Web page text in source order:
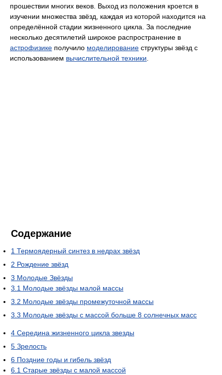
прошествии многих веков. Выход из положения кроется в
изучении множества звёзд, каждая из которой находится на
определённой стадии жизненного цикла. За последние
несколько десятилетий широкое распространение в
астрофизике получило моделирование структуры звёзд с
использованием вычислительной техники
Содержание
1 Термоядерный синтез в недрах звёзд
2 Рождение звёзд
3 Молодые Звёзды
3.1 Молодые звёзды малой массы
3.2 Молодые звёзды промежуточной массы
3.3 Молодые звёзды с массой больше 8 солнечных масс
4 Середина жизненного цикла звезды
5 Зрелость
6 Поздние годы и гибель звёзд
6.1 Старые звёзды с малой массой